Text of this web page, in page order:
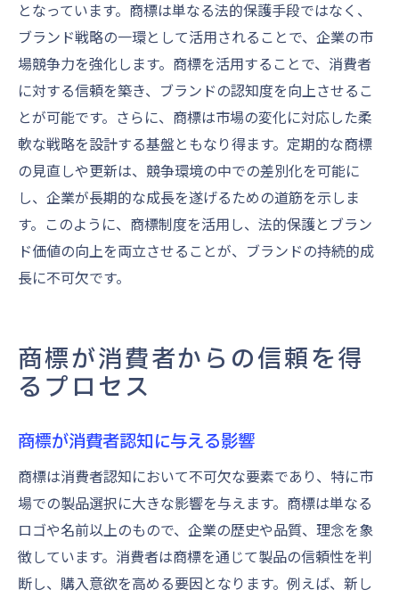
となっています。商標は単なる法的保護手段ではなく、
ブランド戦略の一環として活用されることで、企業の市
場競争力を強化します。商標を活用することで、消費者
に対する信頼を築き、ブランドの認知度を向上させるこ
とが可能です。さらに、商標は市場の変化に対応した柔
軟な戦略を設計する基盤ともなり得ます。定期的な商標
の見直しや更新は、競争環境の中での差別化を可能に
し、企業が長期的な成長を遂げるための道筋を示しま
す。このように、商標制度を活用し、法的保護とブラン
ド価値の向上を両立させることが、ブランドの持続的成
長に不可欠です。
商標が消費者からの信頼を得
るプロセス
商標が消費者認知に与える影響
商標は消費者認知において不可欠な要素であり、特に市
場での製品選択に大きな影響を与えます。商標は単なる
ロゴや名前以上のもので、企業の歴史や品質、理念を象
徴しています。消費者は商標を通じて製品の信頼性を判
断し、購入意欲を高める要因となります。例えば、新し